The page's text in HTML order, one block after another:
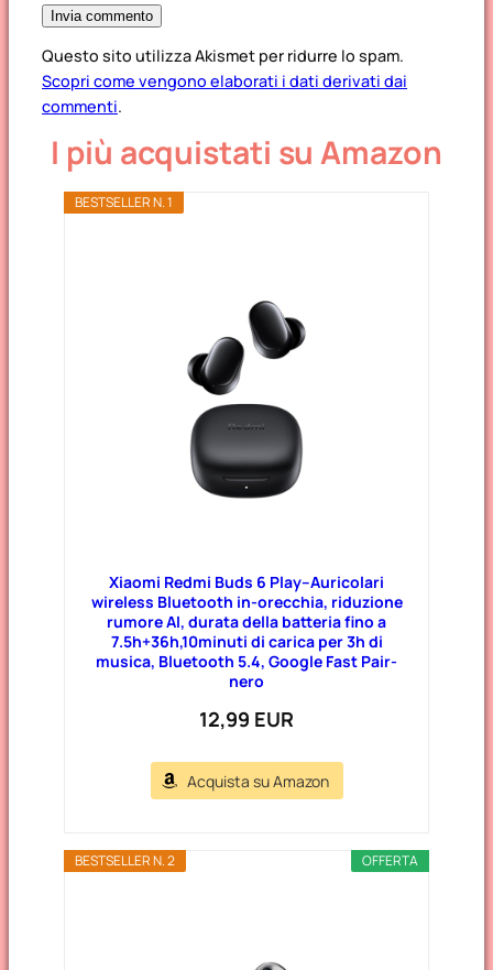
Questo sito utilizza Akismet per ridurre lo spam.
Scopri come vengono elaborati i dati derivati dai
commenti.
I più acquistati su Amazon
BESTSELLER N. 1
Xiaomi Redmi Buds 6 Play–Auricolari
wireless Bluetooth in-orecchia, riduzione
rumore AI, durata della batteria fino a
7.5h+36h,10minuti di carica per 3h di
musica, Bluetooth 5.4, Google Fast Pair-
nero
12,99 EUR
Acquista su Amazon
OFFERTA
BESTSELLER N. 2